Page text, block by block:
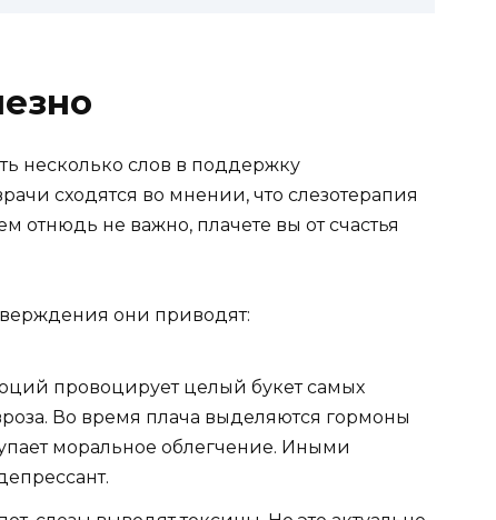
несколько слов в поддержку
сходятся во мнении, что слезотерапия
отнюдь не важно, плачете вы от счастья
они приводят:
провоцирует целый букет самых
Во время плача выделяются гормоны
моральное облегчение. Иными